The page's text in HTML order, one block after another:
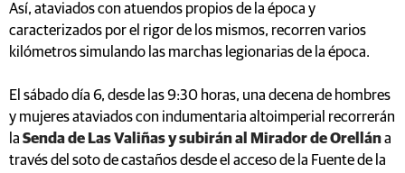
Así, ataviados con atuendos propios de la época y
caracterizados por el rigor de los mismos, recorren varios
kilómetros simulando las marchas legionarias de la época.
El sábado día 6, desde las 9:30 horas, una decena de hombres
y mujeres ataviados con indumentaria altoimperial recorrerán
la Senda de Las Valiñas y subirán al Mirador de Orellána
través del soto de castaños desde el acceso de la Fuente de la